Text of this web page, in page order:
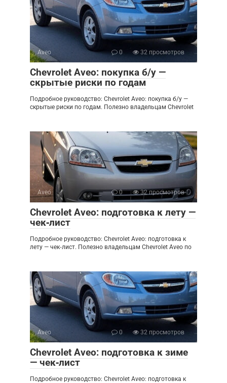
Aveo 0 32 просмотров
Chevrolet Aveo: покупка б/у —
скрытые риски по годам
Подробное руководство: Chevrolet Aveo: покупка б/у —
скрытые риски по годам. Полезно владельцам Chevrolet
Aveo 0 32 просмотров
Chevrolet Aveo: подготовка к лету —
чек‑лист
Подробное руководство: Chevrolet Aveo: подготовка к
лету — чек‑лист. Полезно владельцам Chevrolet Aveo по
Aveo 0 32 просмотров
Chevrolet Aveo: подготовка к зиме
— чек‑лист
Подробное руководство: Chevrolet Aveo: подготовка к